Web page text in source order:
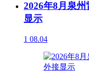
2026年8月泉
显示
1 08.04